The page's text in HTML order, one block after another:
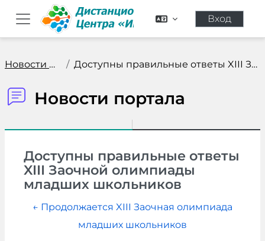
Перейти к основному содержанию
Боковая панель
Вход
Новости портала Доступны правильные ответы XIII Заочной олимпиады ...
Новости портала
Доступны правильные ответы
XIII Заочной олимпиады
младших школьников
← Продолжается XIII Заочная олимпиада
младших школьников